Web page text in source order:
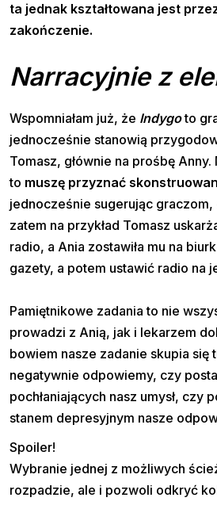
ta jednak kształtowana jest
zakończenie.
Narracyjnie z
Wspomniałam już, że Indygoto
jednocześnie stanowią
Tomasz, głównie na prośbę
to muszę przyznać
jednocześnie sugerując
zatem na przykład Tomasz
radio, a Ania zostawiła mu na
gazety, a potem ustawić radio na
Pamiętnikowe zadania to nie
prowadzi z Anią, jak i lekarzem
bowiem nasze zadanie skupia
negatywnie odpowiemy, czy
pochłaniających nasz umysł,
stanem depresyjnym nasze
Spoiler!
Wybranie jednej z możliwych
rozpadzie, ale i pozwoli odkryć